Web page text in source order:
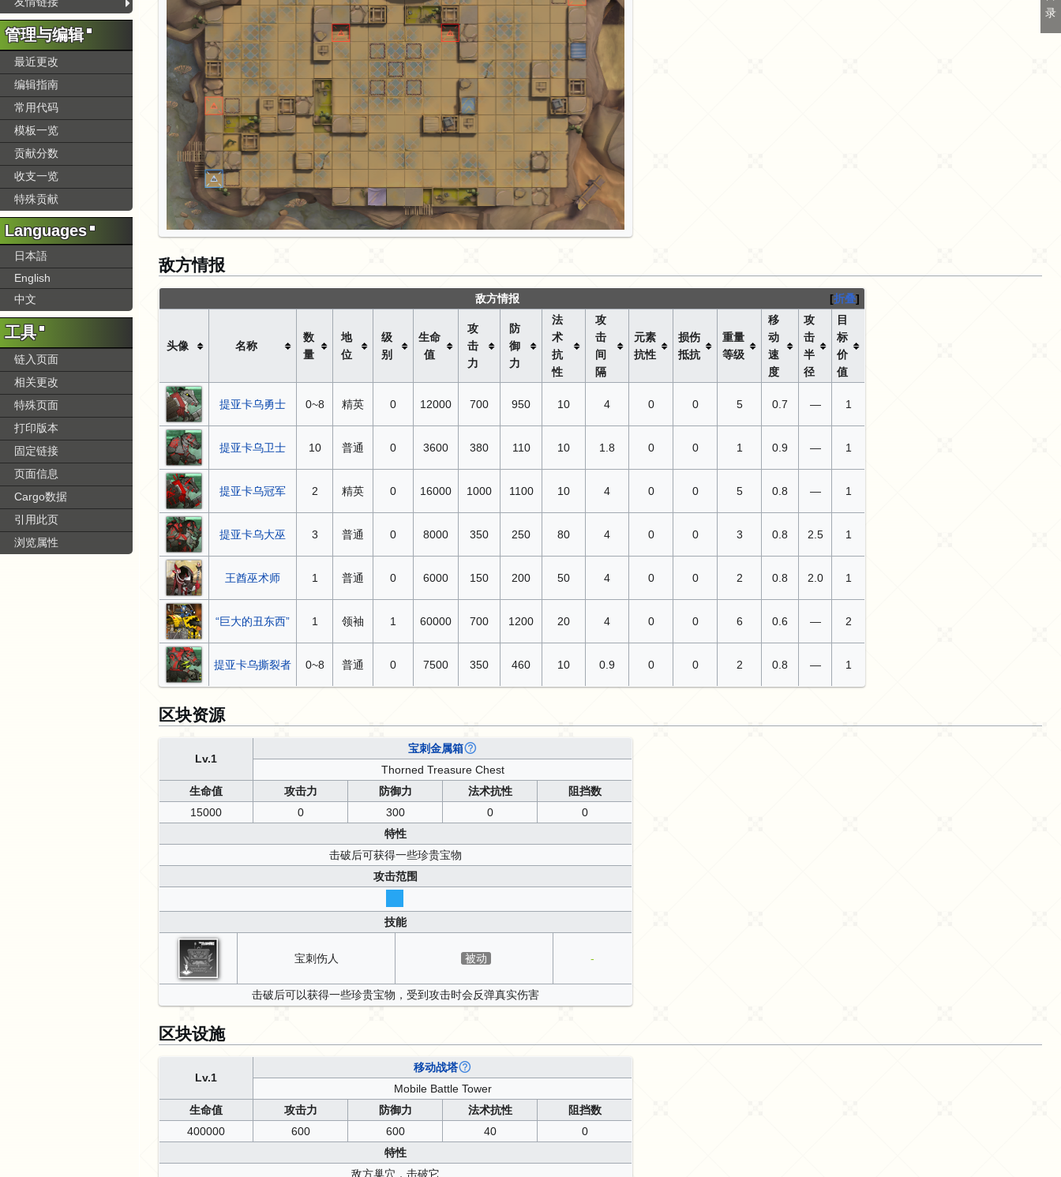
录
敌方情报
折叠
敌方情报
头像 名称
数
量
地
位
级
别
生命
值
攻
击
力
防
御
力
法
术
抗
性
攻
击
间
隔
元素
抗性
损伤
抵抗
重量
等级
移
动
速
度
攻
击
半
径
目
标
价
值
提亚卡乌勇士 0~8 精英 0 12000 700 950 10 4 0 0 5 0.7 — 1
提亚卡乌卫士 10 普通 0 3600 380 110 10 1.8 0 0 1 0.9 — 1
提亚卡乌冠军 2 精英 0 16000 1000 1100 10 4 0 0 5 0.8 — 1
提亚卡乌大巫 3 普通 0 8000 350 250 80 4 0 0 3 0.8 2.5 1
王酋巫术师 1 普通 0 6000 150 200 50 4 0 0 2 0.8 2.0 1
“巨大的丑东西” 1 领袖 1 60000 700 1200 20 4 0 0 6 0.6 — 2
提亚卡乌撕裂者 0~8 普通 0 7500 350 460 10 0.9 0 0 2 0.8 — 1
区块资源
Lv.1
宝刺金属箱
Thorned Treasure Chest
生命值
攻击力 防御力 法术抗性
阻挡数
15000
0 300 0
0
特性
击破后可获得一些珍贵宝物
攻击范围
技能
宝刺伤人 被动 -
击破后可以获得一些珍贵宝物，受到攻击时会反弹真实伤害
区块设施
Lv.1
移动战塔
Mobile Battle Tower
生命值
攻击力 防御力 法术抗性
阻挡数
400000
600 600 40
0
特性
敌方巢穴，击破它
管理与编辑
最近更改
编辑指南
常用代码
模板一览
贡献分数
收支一览
特殊贡献
Languages
日本語
English
中文
工具
链入页面
相关更改
特殊页面
打印版本
固定链接
页面信息
Cargo数据
引用此页
浏览属性